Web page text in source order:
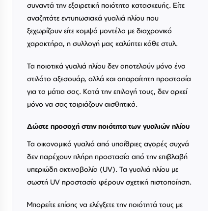
συναντά την εξαιρετική ποιότητα κατασκευής. Είτε
αναζητάτε εντυπωσιακά γυαλιά ηλίου που
ξεχωρίζουν είτε κομψά μοντέλα με διαχρονικό
χαρακτήρα, η συλλογή μας καλύπτει κάθε στυλ.
Τα ποιοτικά γυαλιά ηλίου δεν αποτελούν μόνο ένα
στιλάτο αξεσουάρ, αλλά και απαραίτητη προστασία
για τα μάτια σας. Κατά την επιλογή τους, δεν αρκεί
μόνο να σας ταιριάζουν αισθητικά.
Δώστε προσοχή στην ποιότητα των γυαλιών ηλίου
Τα οικονομικά γυαλιά από υπαίθριες αγορές συχνά
δεν παρέχουν πλήρη προστασία από την επιβλαβή
υπεριώδη ακτινοβολία (UV). Τα γυαλιά ηλίου με
σωστή UV προστασία φέρουν σχετική πιστοποίηση.
Μπορείτε επίσης να ελέγξετε την ποιότητά τους με